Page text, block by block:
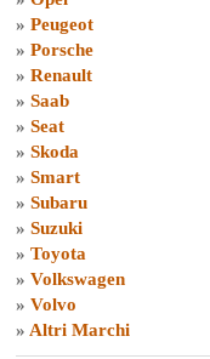
» Peugeot
» Porsche
» Renault
» Saab
» Seat
» Skoda
» Smart
» Subaru
» Suzuki
» Toyota
» Volkswagen
» Volvo
» Altri Marchi